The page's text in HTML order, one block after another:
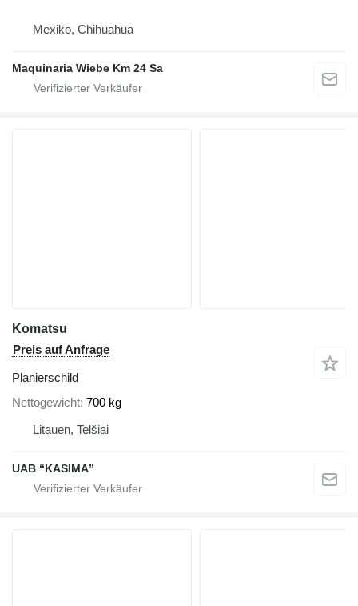
Mexiko, Chihuahua
Maquinaria Wiebe Km 24 Sa
Komatsu
Preis auf Anfrage
Planierschild
Nettogewicht 700 kg
Litauen, Telšiai
UAB “KASIMA”